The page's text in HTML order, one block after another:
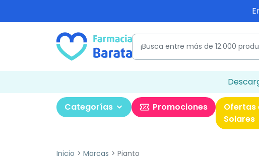
Categorías Promociones
Ofertas
Solares
Inicio Marcas Pianto